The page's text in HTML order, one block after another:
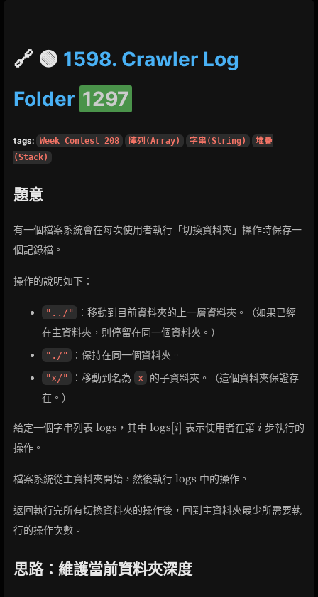
🔗 🟢 1598. Crawler Log
Folder 1297
tags: Week Contest 208 陣列(Array) 字串(String)
堆疊
(Stack)
題意
有一個檔案系統會在每次使用者執行「切換資料夾」操作時保存一
個記錄檔。
操作的說明如下：
"../"
：移動到目前資料夾的上一層資料夾。（如果已經
在主資料夾，則停留在同一個資料夾。）
"./" ：保持在同一個資料夾。
"x/" ：移動到名為 x
的子資料夾。（這個資料夾保證存
在。）
給定一個字串列表 \text{logs}
logs ，其中 \text{logs}
logs i 表示使用者在第 i
i 步執行的
操作。
檔案系統從主資料夾開始，然後執行 \text{logs}
logs 中的操作。
返回執行完所有切換資料夾的操作後，回到主資料夾最少所需要執
行的操作次數。
思路：維護當前資料夾深度